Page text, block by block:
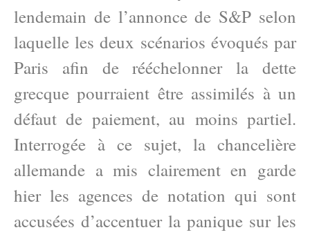
lendemain de l’annonce de S&P selon
laquelle les deux scénarios évoqués par
Paris afin de rééchelonner la dette
grecque pourraient être assimilés à un
défaut de paiement, au moins partiel.
Interrogée à ce sujet, la chancelière
allemande a mis clairement en garde
hier les agences de notation qui sont
accusées d’accentuer la panique sur les